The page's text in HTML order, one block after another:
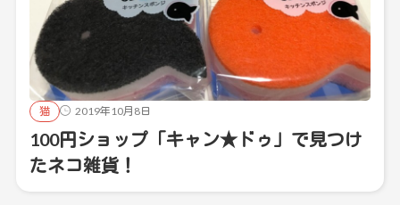
猫 2019年10月8日
100円ショップ「キャン★ドゥ」で見つけ
たネコ雑貨！